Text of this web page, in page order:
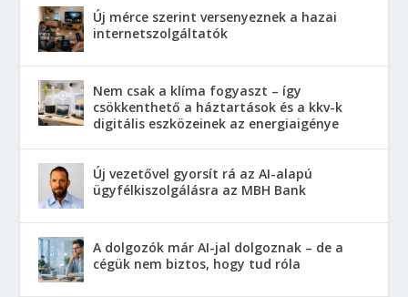
Új mérce szerint versenyeznek a hazai
internetszolgáltatók
Nem csak a klíma fogyaszt – így
csökkenthető a háztartások és a kkv-k
digitális eszközeinek az energiaigénye
Új vezetővel gyorsít rá az AI-alapú
ügyfélkiszolgálásra az MBH Bank
A dolgozók már AI-jal dolgoznak – de a
cégük nem biztos, hogy tud róla